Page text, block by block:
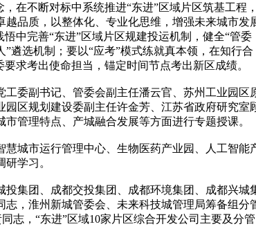
不断对标中系统推进“东进”区域片区筑基工程，
品质，以整体化、专业化思维，增强未来城市发
中完善“东进”区域片区规建投运机制，健全“管委
遴选机制；要以“应考”模式练就真本领，在知行合
求考出使命担当，锚定时间节点考出新区成绩。
委副书记、管委会副主任潘云官、苏州工业园区
区规划建设委副主任许金芳、江苏省政府研究室
管理特点、产城融合发展等方面进行专题授课。
城市运行管理中心、生物医药产业园、人工智能
学习。
集团、成都交投集团、成都环境集团、成都兴城
，淮州新城管委会、未来科技城管理局筹备组分
志，“东进”区域10家片区综合开发公司主要及分管